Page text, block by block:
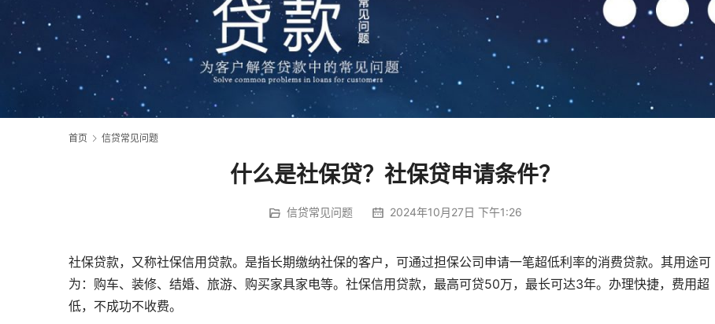
首页 信贷常见问题
什么是社保贷？社保贷申请条件？
信贷常见问题 2024年10月27日 下午1:26
社保贷款，又称社保信用贷款。是指长期缴纳社保的客户，可通过担保公司申请一笔超低利率的消费贷款。其用途可
为：购车、装修、结婚、旅游、购买家具家电等。社保信用贷款，最高可贷50万，最长可达3年。办理快捷，费用超
低，不成功不收费。